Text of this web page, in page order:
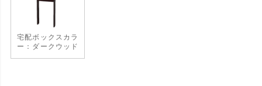
宅配ボックスカラ
ー：ダークウッド